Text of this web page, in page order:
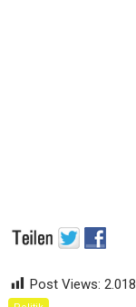
Post Views: 2.018